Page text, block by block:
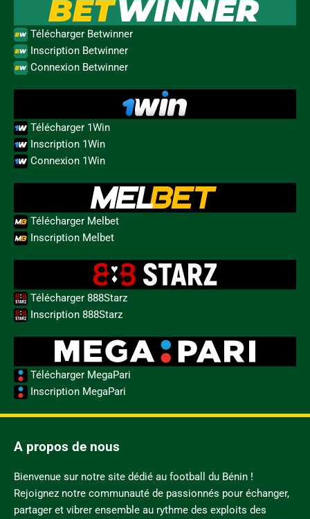
Télécharger Betwinner
Inscription Betwinner
Connexion Betwinner
Télécharger 1Win
Inscription 1Win
Connexion 1Win
Télécharger Melbet
Inscription Melbet
Télécharger 888Starz
Inscription 888Starz
Télécharger MegaPari
Inscription MegaPari
A propos de nous
Bienvenue sur notre site dédié au football du Bénin !
Rejoignez notre communauté de passionnés pour échanger,
partager et vibrer ensemble au rythme des exploits des